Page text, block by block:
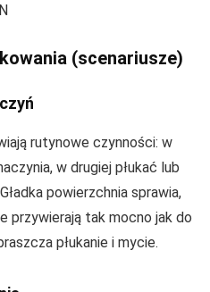
(scenariusze)
rutynowe czynności: w
w drugiej płukać lub
powierzchnia sprawia,
przywierają tak mocno jak do
płukanie i mycie.